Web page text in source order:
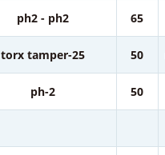
ph2 - ph2 65
torx tamper-25 50
ph-2 50